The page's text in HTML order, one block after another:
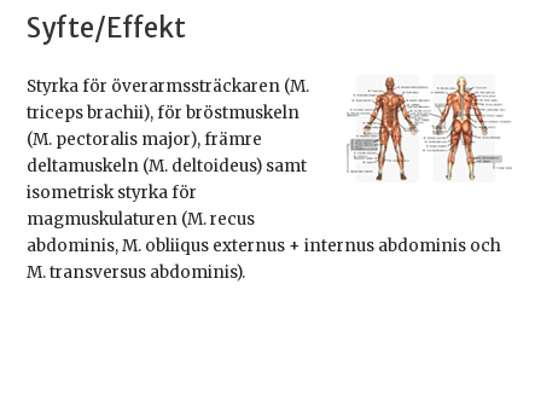
Syfte/Effekt
Styrka för överarmssträckaren (M.
triceps brachii), för bröstmuskeln
(M. pectoralis major), främre
deltamuskeln (M. deltoideus) samt
isometrisk styrka för
magmuskulaturen (M. recus
abdominis, M. obliiqus externus + internus abdominis och
M. transversus abdominis).